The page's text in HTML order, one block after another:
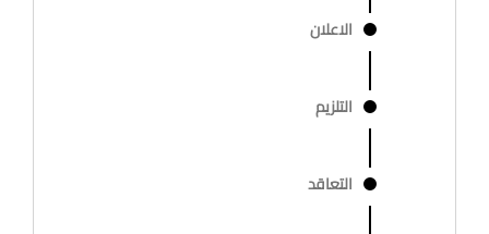
الاعلان
التلزيم
التعاقد